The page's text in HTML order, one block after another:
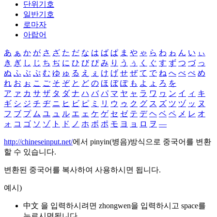
단위기호
일반기호
로마자
아랍어
あ ぁ か が さ ざ た だ な は ば ぱ ま や ゃ ら わ ゎ ん い ぃ
き ぎ し じ ち ぢ に ひ び ぴ み り う ぅ く ぐ す ず つ づ っ
ぬ ふ ぶ ぷ む ゆ ゅ る え ぇ け げ せ ぜ て で ね へ べ ぺ め
れ お ぉ こ ご そ ぞ と ど の ほ ぼ ぽ も よ ょ ろ を
ア ァ カ サ ザ タ ダ ナ ハ バ パ マ ヤ ャ ラ ワ ヮ ン イ ィ キ
ギ シ ジ チ ヂ ニ ヒ ビ ピ ミ リ ウ ゥ ク グ ス ズ ツ ヅ ッ ヌ
フ ブ プ ム ユ ュ ル エ ェ ケ ゲ セ ゼ テ デ ヘ ベ ペ メ レ オ
ォ コ ゴ ソ ゾ ト ド ノ ホ ボ ポ モ ヨ ョ ロ ヲ ―
http://chineseinput.net/에서 pinyin(병음)방식으로 중국어를 변환
할 수 있습니다.
변환된 중국어를 복사하여 사용하시면 됩니다.
예시)
中文 을 입력하시려면 zhongwen을 입력하시고 space를